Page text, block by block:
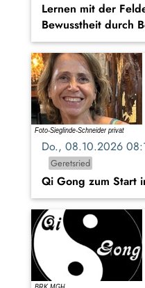
Lernen mit der
Bewusstheit durch
Do., 08.10.2026
Geretsried
Qi Gong zum Start